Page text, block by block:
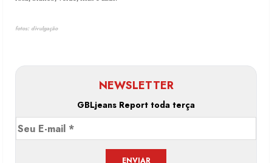
fotos: divulgação
NEWSLETTER
GBLjeans Report toda terça